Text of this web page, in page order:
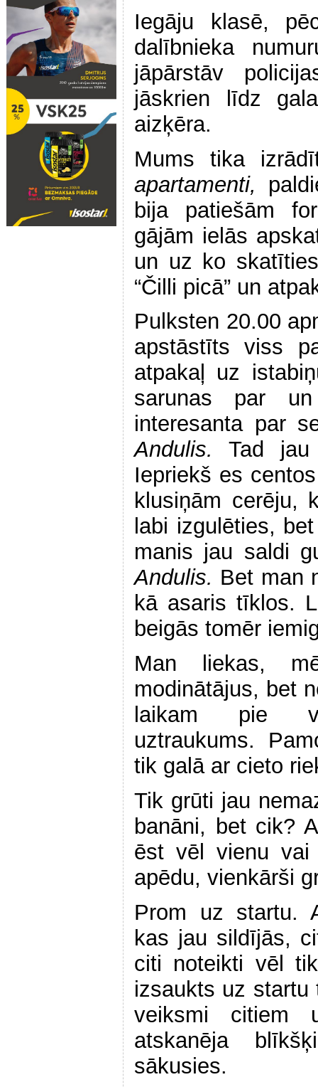
Iegāju klasē,
dalībnieka
jāpārstāv
jāskrien līdz
aizķēra.
Mums tika
apartamenti,
bija patiešām
gājām ielās
un uz ko
“Čilli picā” un
Pulksten 20.00
apstāstīts viss
atpakaļ uz
sarunas par
interesanta par
Andulis.Tad jau
Iepriekš es
klusiņām cerēju,
labi izgulēties,
manis jau saldi
Andulis. Bet man
kā asaris tīklos.
beigās tomēr
Man liekas,
modinātājus, bet
laikam pie
uztraukums.
tik galā ar cieto
Tik grūti jau
banāni, bet cik?
ēst vēl vienu vai
apēdu, vienkārši
Prom uz startu.
kas jau sildījās,
citi noteikti vēl
izsaukts uz startu
veiksmi
atskanēja
sākusies.